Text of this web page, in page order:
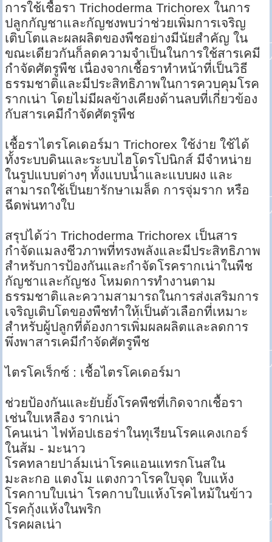
การใช้เชื้อรา Trichoderma Trichorex ในการ
ปลูกกัญชาและกัญชงพบว่าช่วยเพิ่มการเจริญ
เติบโตและผลผลิตของพืชอย่างมีนัยสำคัญ ใน
ขณะเดียวกันก็ลดความจำเป็นในการใช้สารเคมี
กำจัดศัตรูพืช เนื่องจากเชื้อราทำหน้าที่เป็นวิธี
ธรรมชาติและมีประสิทธิภาพในการควบคุมโรค
รากเน่า โดยไม่มีผลข้างเคียงด้านลบที่เกี่ยวข้อง
กับสารเคมีกำจัดศัตรูพืช
เชื้อราไตรโคเดอร์มา Trichorex ใช้ง่าย ใช้ได้
ทั้งระบบดินและระบบไฮโดรโปนิกส์ มีจำหน่าย
ในรูปแบบต่างๆ ทั้งแบบน้ำและแบบผง และ
สามารถใช้เป็นยารักษาเมล็ด การจุ่มราก หรือ
ฉีดพ่นทางใบ
สรุปได้ว่า Trichoderma Trichorex เป็นสาร
กำจัดแมลงชีวภาพที่ทรงพลังและมีประสิทธิภาพ
สำหรับการป้องกันและกำจัดโรครากเน่าในพืช
กัญชาและกัญชง โหมดการทำงานตาม
ธรรมชาติและความสามารถในการส่งเสริมการ
เจริญเติบโตของพืชทำให้เป็นตัวเลือกที่เหมาะ
สำหรับผู้ปลูกที่ต้องการเพิ่มผลผลิตและลดการ
พึ่งพาสารเคมีกำจัดศัตรูพืช
ไตรโคเร็กซ์ : เชื้อไตรโคเดอร์มา
ช่วยป้องกันและยับยั้งโรคพืชที่เกิดจากเชื้อรา
เช่นใบเหลือง รากเน่า
โคนเน่า ไฟท้อปเธอร่าในทุเรียนโรคแคงเกอร์
ในส้ม - มะนาว
โรคทลายปาล์มเน่าโรคแอนแทรกโนสใน
มะละกอ แตงโม แตงกวาโรคใบจุด ใบแห้ง
โรคกาบใบเน่า โรคกาบใบแห้งโรคไหม้ในข้าว
โรคกุ้งแห้งในพริก
โรคผลเน่า